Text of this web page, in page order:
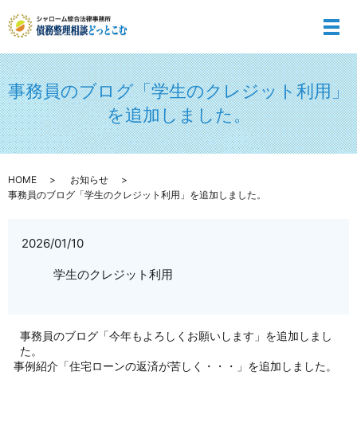
メ
事務員のブログ「学生のクレジット利用」
を追加しました。
HOME
お知らせ
事務員のブログ「学生のクレジット利用」を追加しました。
2026/01/10
学生のクレジット利用
事務員のブログ「今年もよろしくお願いします」を追加しまし
た。
事例紹介「住宅ローンの返済が苦しく・・・」を追加しました。